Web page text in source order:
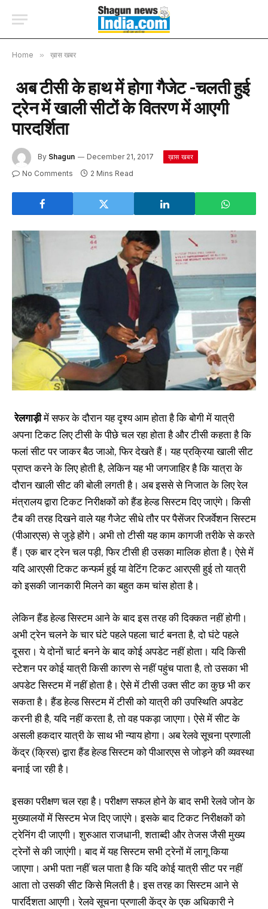
Home » ख़ास खबर
अब टीसी के हाथ में होगा गैजेट -चलती हुई
ट्रेन में खाली सीटों के वितरण में आएगी
पारदर्शिता
By Shagun December 21, 2017 ख़ास खबर
No Comments 2 Mins Read
रेलगाड़ीमें सफर के दौरान यह दृश्य आम होता है कि बोगी में यात्री
अपना टिकट लिए टीसी के पीछे चल रहा होता है और टीसी कहता है कि
फलां सीट पर जाकर बैठ जाओ, फिर देखते हैं। यह प्रक्रिया खाली सीट
प्राप्त करने के लिए होती है, लेकिन यह भी जगजाहिर है कि यात्रा के
दौरान खाली सीट की बोली लगती है। अब इससे से निजात के लिए रेल
मंत्रालय द्वारा टिकट निरीक्षकों को हैंड हेल्ड सिस्टम दिए जाएंगे। किसी
टैब की तरह दिखने वाले यह गैजेट सीधे तौर पर पैसेंजर रिजर्वेशन सिस्टम
(पीआरएस) से जुड़े होंगे। अभी तो टीसी यह काम कागजी तरीके से करते
हैं। एक बार ट्रेन चल पड़ी, फिर टीसी ही उसका मालिक होता है। ऐसे में
यदि आरएसी टिकट कन्फर्म हुई या वेटिंग टिकट आरएसी हुई तो यात्री
को इसकी जानकारी मिलने का बहुत कम चांस होता है।
लेकिन हैंड हेल्ड सिस्टम आने के बाद इस तरह की दिक्कत नहीं होगी।
अभी ट्रेन चलने के चार घंटे पहले पहला चार्ट बनता है, दो घंटे पहले
दूसरा। ये दोनों चार्ट बनने के बाद कोई अपडेट नहीं होता। यदि किसी
स्टेशन पर कोई यात्री किसी कारण से नहीं पहुंच पाता है, तो उसका भी
अपडेट सिस्टम में नहीं होता है। ऐसे में टीसी उक्त सीट का कुछ भी कर
सकता है। हैंड हेल्ड सिस्टम में टीसी को यात्री की उपस्थिति अपडेट
करनी ही है, यदि नहीं करता है, तो वह पकड़ा जाएगा। ऐसे में सीट के
असली हकदार यात्री के साथ भी न्याय होगा। अब रेलवे सूचना प्रणाली
केंद्र (क्रिस) द्वारा हैंड हेल्ड सिस्टम को पीआरएस से जोड़ने की व्यवस्था
बनाई जा रही है।
इसका परीक्षण चल रहा है। परीक्षण सफल होने के बाद सभी रेलवे जोन के
मुख्यालयों में सिस्टम भेज दिए जाएंगे। इसके बाद टिकट निरीक्षकों को
ट्रेनिंग दी जाएगी। शुरुआत राजधानी, शताब्दी और तेजस जैसी मुख्य
ट्रेनों से की जाएंगी। बाद में यह सिस्टम सभी ट्रेनों में लागू किया
जाएगा। अभी पता नहीं चल पाता है कि यदि कोई यात्री सीट पर नहीं
आता तो उसकी सीट किसे मिलती है। इस तरह का सिस्टम आने से
पारर्दिशता आएगी। रेलवे सूचना प्रणाली केंद्र के एक अधिकारी ने